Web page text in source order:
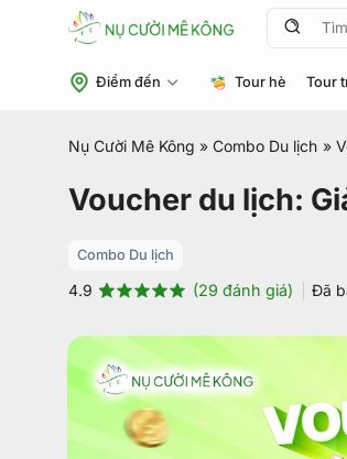
Tìm
Điểm đến Tour hè Tour
Nụ Cười Mê Kông » Combo Du lịch »
Voucher du lịch:
Combo Du lịch
4.9
dựa trên
đánh giá
(29 đánh giá) Đã